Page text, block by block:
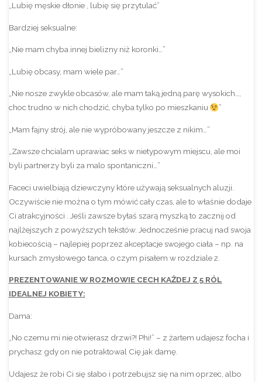
„Lubię męskie dłonie , lubię się przytulać”
Bardziej seksualne:
„Nie mam chyba innej bielizny niż koronki…”
„Lubię obcasy, mam wiele par…”
„Nie nosze zwykle obcasów, ale mam taką jedną parę wysokich…,
choc trudno w nich chodzić, chyba tylko po mieszkaniu
”
„Mam fajny strój, ale nie wypróbowany jeszcze z nikim…”
„Zawsze chcialam uprawiac seks w nietypowym miejscu, ale moi
byli partnerzy byli za malo spontaniczni…”
Faceci uwielbiają dziewczyny które używają seksualnych aluzji.
Oczywiście nie można o tym mówić cały czas, ale to właśnie dodaje
Ci atrakcyjności . Jeśli zawsze byłaś szarą myszką to zacznij od
najlżejszych z powyższych tekstów. Jednocześnie pracuj nad swoja
kobiecością – najlepiej poprzez akceptacje swojego ciała – np. na
kursach zmysłowego tanca, o czym pisałem w rozdziale 2.
PREZENTOWANIE W ROZMOWIE CECH KAŻDEJ Z 5 RÓL
IDEALNEJ KOBIETY:
Dama:
„No czemu mi nie otwierasz drzwi?! Phi!” – z żartem udajesz focha i
prychasz gdy on nie potraktowal Cię jak damę.
Udajesz że robi Ci się słabo i potrzebujsz się na nim oprzec, albo